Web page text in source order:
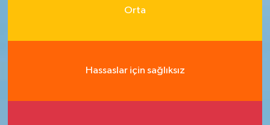
Orta
Hassaslar için sağlıksız